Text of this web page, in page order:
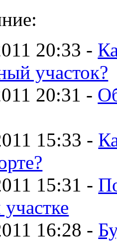
20:33 -
участок?
20:31 -
15:33 -
15:31 -
16:28 -